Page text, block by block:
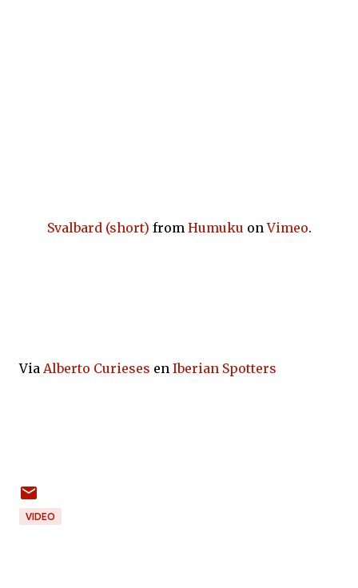
Svalbard (short) from Humuku onVimeo.
Via Alberto Curieses en Iberian Spotters
VIDEO